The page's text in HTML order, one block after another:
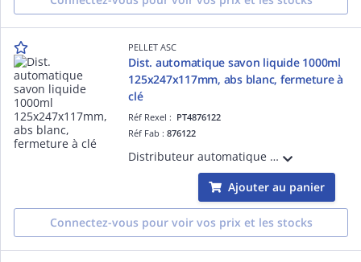
PELLET ASC
Dist. automatique savon liquide 1000ml
125x247x117mm, abs blanc, fermeture à
clé
Réf Rexel : PT4876122
Réf Fab :876122
Distributeur automatique de savon liquide 1000ml 125x247x117mm, abs blanc, fermeture à clé, témoin de niveau, dose par pulsation 0,40ml, fonctionne avec 6 piles AA-LR6 non fournies par capteur optique. Avec vis et chevilles.
Ajouter au panier
Connectez-vous pour voir vos prix et les stocks